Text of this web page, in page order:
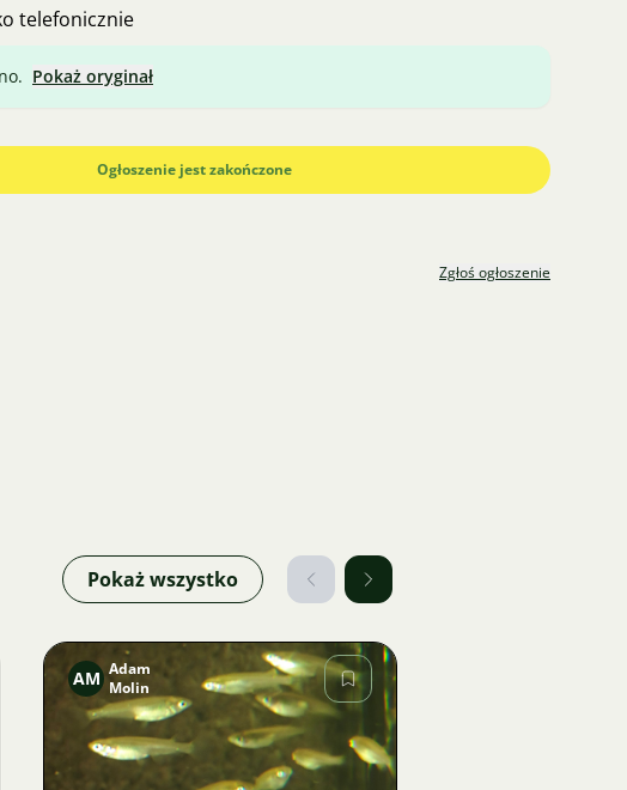
telefonicznie
Pokaż oryginał
Ogłoszenie jest zakończone
Zgłoś ogłoszenie
Pokaż wszystko
Zdjęcie
AM Adam
Molin